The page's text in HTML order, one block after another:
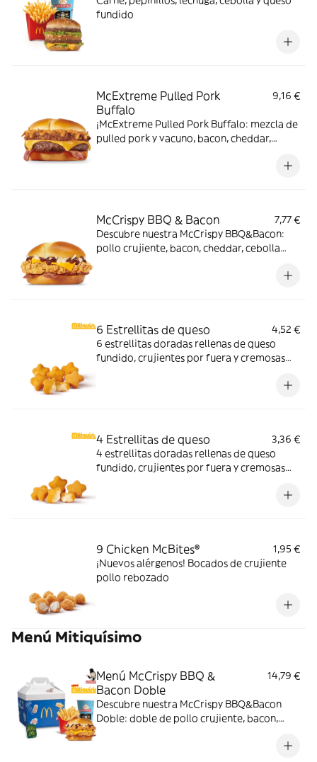
fundido
McExtreme Pulled Pork
Buffalo
9,16 €
¡McExtreme Pulled Pork Buffalo: mezcla de
pulled pork y vacuno, bacon, cheddar,
McCrispy BBQ & Bacon
7,77 €
Descubre nuestra McCrispy BBQ&Bacon:
pollo crujiente, bacon, cheddar, cebolla
harina de trigo con copos de patata. ¡Sabor
6 Estrellitas de queso
4,52 €
6 estrellitas doradas rellenas de queso
fundido, crujientes por fuera y cremosas
4 Estrellitas de queso
3,36 €
4 estrellitas doradas rellenas de queso
fundido, crujientes por fuera y cremosas
9 Chicken McBites®
1,95 €
¡Nuevos alérgenos! Bocados de crujiente
pollo rebozado
Menú Mitiquísimo
Menú McCrispy BBQ &
Bacon Doble
14,79 €
Descubre nuestra McCrispy BBQ&Bacon
Doble: doble de pollo crujiente, bacon,